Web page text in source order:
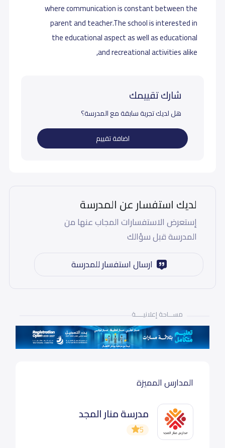
where communication is constant between the
parent and teacher.The school is interested in
the educational aspect as well as educational
and recreational activities alike,
شارك تقييمك
هل لديك تجربة سابقة مع المدرسة؟
اضافة تقييم
لديك استفسار عن المدرسة
إستعرض الاستفسارات المجاب عنها من
المدرسة قبل سؤالك
ارسال استفسار للمدرسة
مســـاحة إعلانيـــــة
المدارس المميزة
مدرسة منار المجد
5